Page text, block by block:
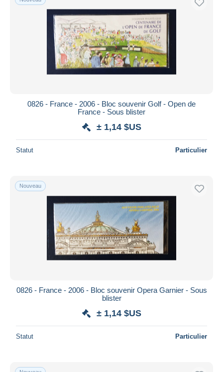
0826 - France - 2006 - Bloc souvenir Golf - Open de
France - Sous blister
± 1,14 $US
Statut Particulier
Nouveau
0826 - France - 2006 - Bloc souvenir Opera Garnier - Sous
blister
± 1,14 $US
Statut Particulier